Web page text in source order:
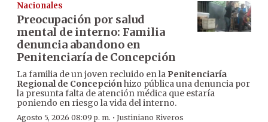
Nacionales
Preocupación por salud
mental de interno: Familia
denuncia abandono en
Penitenciaría de Concepción
La familia de un joven recluido en la Penitenciaría
Regional de Concepciónhizo pública una denuncia por
la presunta falta de atención médica que estaría
poniendo en riesgo la vida del interno.
Agosto 5, 2026 08:09 p. m. · Justiniano Riveros